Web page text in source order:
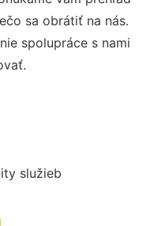
sa obrátiť na nás.
spolupráce s nami
služieb